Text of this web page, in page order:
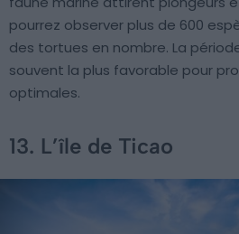
pourrez observer plus de 600
des tortues en nombre. La
souvent la plus favorable pour
optimales.
13. L’île de Ticao